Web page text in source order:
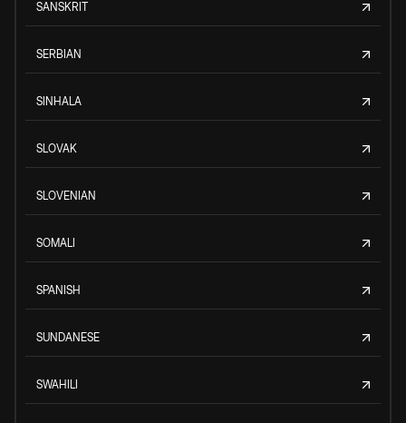
SANSKRIT
SERBIAN
SINHALA
SLOVAK
SLOVENIAN
SOMALI
SPANISH
SUNDANESE
SWAHILI